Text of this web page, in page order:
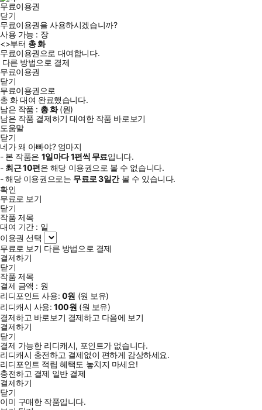
무료이용권
닫기
무료이용권을 사용하시겠습니까?
사용 가능 : 장
<>부터 총화
무료이용권으로 대여합니다.
다른 방법으로 결제
무료이용권
닫기
무료이용권으로
총 화대여 완료했습니다.
남은 작품 : 총화(원)
남은 작품 결제하기 대여한 작품 바로보기
도움말
닫기
네가 왜 아빠야? 엄마지
- 본 작품은 1일마다1편씩 무료입니다.
- 최근10편은 해당 이용권으로 볼 수 없습니다.
- 해당 이용권으로는 무료로3일간볼 수 있습니다.
확인
무료로 보기
닫기
작품 제목
대여 기간 : 일
이용권 선택
무료로 보기 다른 방법으로 결제
결제하기
닫기
작품 제목
결제 금액 : 원
리디포인트 사용: 0원 (원 보유)
리디캐시 사용:100원 (원 보유)
결제하고 바로보기 결제하고 다음에 보기
결제하기
닫기
결제 가능한 리디캐시, 포인트가 없습니다.
리디캐시 충전하고 결제없이 편하게 감상하세요.
리디포인트 적립 혜택도 놓치지 마세요!
충전하고 결제 일반 결제
결제하기
닫기
이미 구매한 작품입니다.